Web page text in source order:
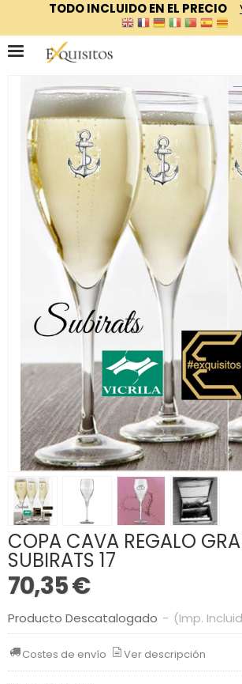
TODO INCLUIDO EN EL PRECIO
COPA CAVA REGALO
SUBIRATS 17
70,35 €
Producto Descatalogado - (Imp.
Costes de envío Ver descripción